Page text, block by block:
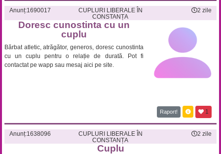
Anunț:1690017
CUPLURI LIBERALE ÎN
CONSTANȚA
2 zile
Doresc cunostinta cu un
cuplu
Bărbat atletic, atrăgător, generos, doresc cunostinta
cu un cuplu pentru o relație de durată. Pot fi
contactat pe wapp sau mesaj aici pe site.
Raport! 1
Anunț:1638096
CUPLURI LIBERALE ÎN
CONSTANȚA
2 zile
Cuplu